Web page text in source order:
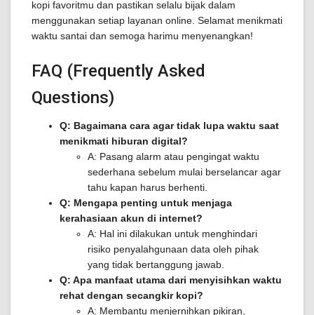
kopi favoritmu dan pastikan selalu bijak dalam
menggunakan setiap layanan online. Selamat menikmati
waktu santai dan semoga harimu menyenangkan!
FAQ (Frequently Asked
Questions)
Q: Bagaimana cara agar tidak lupa waktu saat
menikmati hiburan digital?
A: Pasang alarm atau pengingat waktu
sederhana sebelum mulai berselancar agar
tahu kapan harus berhenti.
Q: Mengapa penting untuk menjaga
kerahasiaan akun di internet?
A: Hal ini dilakukan untuk menghindari
risiko penyalahgunaan data oleh pihak
yang tidak bertanggung jawab.
Q: Apa manfaat utama dari menyisihkan waktu
rehat dengan secangkir kopi?
A: Membantu menjernihkan pikiran,